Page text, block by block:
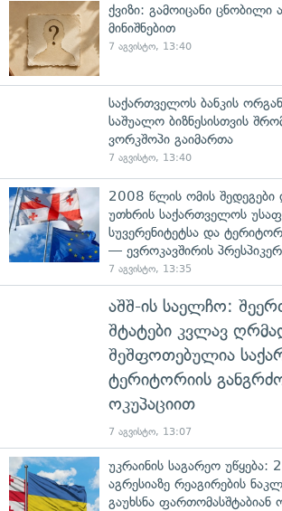
ქვიზი: გამოიცანი ცნობილი
მინიშნებით
7 აგვისტო, 13:40
საქართველოს ბანკის
საშუალო ბიზნესისთვის
ვორკშოპი გაიმართა
7 აგვისტო, 13:40
2008 წლის ომის შედეგები
უთხრის საქართველოს
სუვერენიტეტსა და
— ევროკავშირის
7 აგვისტო, 13:35
აშშ-ის საელჩო:
შტატები კვლავ
შეშფოთებულია
ტერიტორიის
ოკუპაციით
7 აგვისტო, 13:07
უკრაინის საგარეო
აგრესიაზე რეაგირების
გაუხსნა ფართომასშტაბიან